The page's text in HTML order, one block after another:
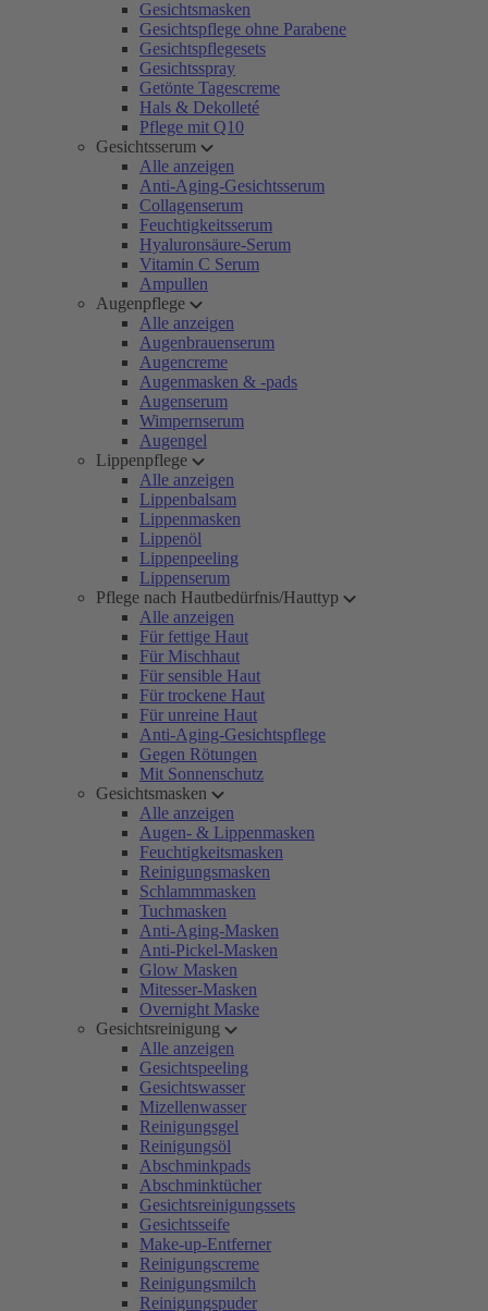
Gesichtsmasken
Gesichtspflege ohne Parabene
Gesichtspflegesets
Gesichtsspray
Getönte Tagescreme
Hals & Dekolleté
Pflege mit Q10
Gesichtsserum
Alle anzeigen
Anti-Aging-Gesichtsserum
Collagenserum
Feuchtigkeitsserum
Hyaluronsäure-Serum
Vitamin C Serum
Ampullen
Augenpflege
Alle anzeigen
Augenbrauenserum
Augencreme
Augenmasken & -pads
Augenserum
Wimpernserum
Augengel
Lippenpflege
Alle anzeigen
Lippenbalsam
Lippenmasken
Lippenöl
Lippenpeeling
Lippenserum
Pflege nach Hautbedürfnis/Hauttyp
Alle anzeigen
Für fettige Haut
Für Mischhaut
Für sensible Haut
Für trockene Haut
Für unreine Haut
Anti-Aging-Gesichtspflege
Gegen Rötungen
Mit Sonnenschutz
Gesichtsmasken
Alle anzeigen
Augen- & Lippenmasken
Feuchtigkeitsmasken
Reinigungsmasken
Schlammmasken
Tuchmasken
Anti-Aging-Masken
Anti-Pickel-Masken
Glow Masken
Mitesser-Masken
Overnight Maske
Gesichtsreinigung
Alle anzeigen
Gesichtspeeling
Gesichtswasser
Mizellenwasser
Reinigungsgel
Reinigungsöl
Abschminkpads
Abschminktücher
Gesichtsreinigungssets
Gesichtsseife
Make-up-Entferner
Reinigungscreme
Reinigungsmilch
Reinigungspuder